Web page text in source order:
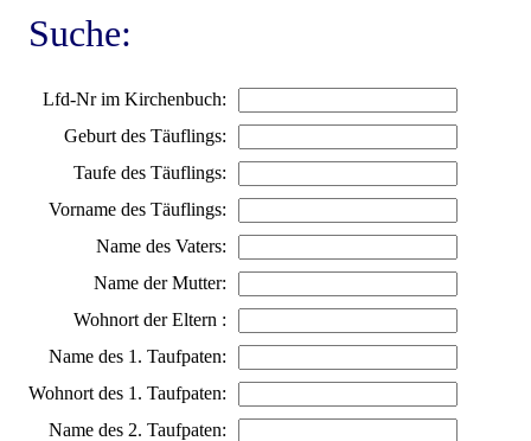
Suche:
Lfd-Nr im Kirchenbuch:
Geburt des Täuflings:
Taufe des Täuflings:
Vorname des Täuflings:
Name des Vaters:
Name der Mutter:
Wohnort der Eltern :
Name des 1. Taufpaten:
Wohnort des 1. Taufpaten:
Name des 2. Taufpaten: